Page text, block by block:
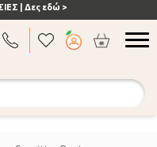
| Δες εδώ >